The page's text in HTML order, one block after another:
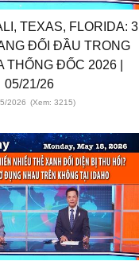
TEXAS, FLORIDA: 3
ĐỐI ĐẦU TRONG
THỐNG ĐỐC 2026 |
05/21/26
2026 (Xem: 3215)